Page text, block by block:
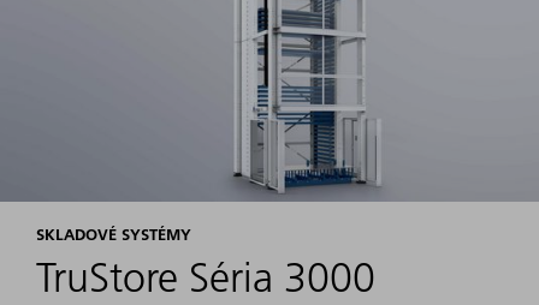
SKLADOVÉ SYSTÉMY
TruStore Séria 3000